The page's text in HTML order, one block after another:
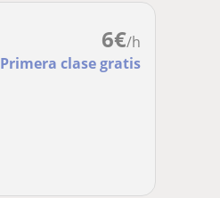
6€/h
Primera clase gratis